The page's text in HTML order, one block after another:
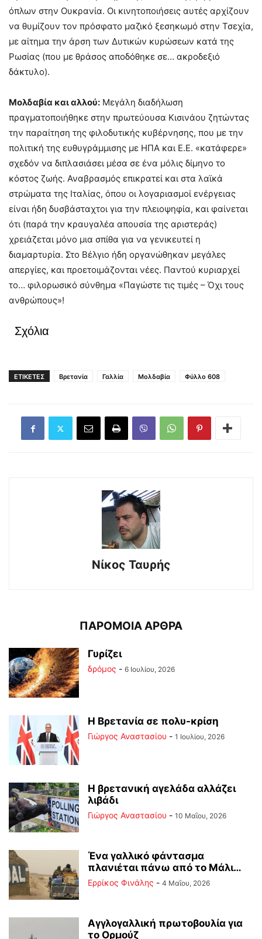
όπλων στην Ουκρανία. Οι κινητοποιήσεις αυτές αρχίζουν
να θυμίζουν τον πρόσφατο μαζικό ξεσηκωμό στην Τσεχία,
με αίτημα την άρση των Δυτικών κυρώσεων κατά της
Ρωσίας (που με θράσος αποδόθηκε σε… ακροδεξιό
δάκτυλο).
Μολδαβία και αλλού: Μεγάλη διαδήλωση
πραγματοποιήθηκε στην πρωτεύουσα Κισινάου ζητώντας
την παραίτηση της φιλοδυτικής κυβέρνησης, που με την
πολιτική της ευθυγράμμισης με ΗΠΑ και Ε.Ε. «κατάφερε»
σχεδόν να διπλασιάσει μέσα σε ένα μόλις δίμηνο το
κόστος ζωής. Αναβρασμός επικρατεί και στα λαϊκά
στρώματα της Ιταλίας, όπου οι λογαριασμοί ενέργειας
είναι ήδη δυσβάσταχτοι για την πλειοψηφία, και φαίνεται
ότι (παρά την κραυγαλέα απουσία της αριστεράς)
χρειάζεται μόνο μια σπίθα για να γενικευτεί η
διαμαρτυρία. Στο Βέλγιο ήδη οργανώθηκαν μεγάλες
απεργίες, και προετοιμάζονται νέες. Παντού κυριαρχεί
το… φιλορωσικό σύνθημα «Παγώστε τις τιμές – Όχι τους
ανθρώπους»!
Σχόλια
ΕΤΙΚΕΤΕΣ Βρετανία Γαλλία Μολδαβία Φύλλο 608
Νίκος Ταυρής
ΠΑΡΟΜΟΙΑ ΑΡΘΡΑ
Γυρίζει
δρόμος - 6 Ιουλίου, 2026
Η Βρετανία σε πολυ-κρίση
Γιώργος Αναστασίου - 1 Ιουλίου, 2026
Η βρετανική αγελάδα αλλάζει
λιβάδι
Γιώργος Αναστασίου - 10 Μαΐου, 2026
Ένα γαλλικό φάντασμα
πλανιέται πάνω από το Μάλι…
Ερρίκος Φινάλης - 4 Μαΐου, 2026
Αγγλογαλλική πρωτοβουλία για
το Ορμούζ